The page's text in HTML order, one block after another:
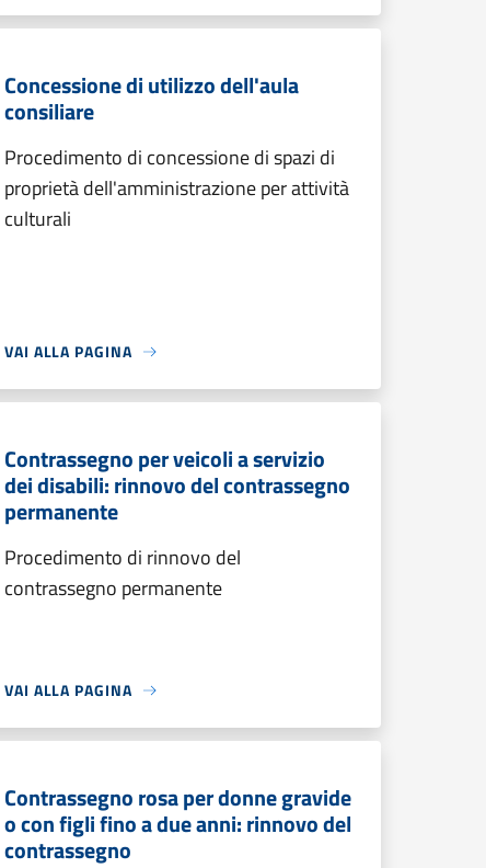
Concessione di utilizzo dell'aula
consiliare
Procedimento di concessione di spazi di
proprietà dell'amministrazione per attività
culturali
VAI ALLA PAGINA
Contrassegno per veicoli a servizio
dei disabili: rinnovo del contrassegno
permanente
Procedimento di rinnovo del
contrassegno permanente
VAI ALLA PAGINA
Contrassegno rosa per donne gravide
o con figli fino a due anni: rinnovo del
contrassegno